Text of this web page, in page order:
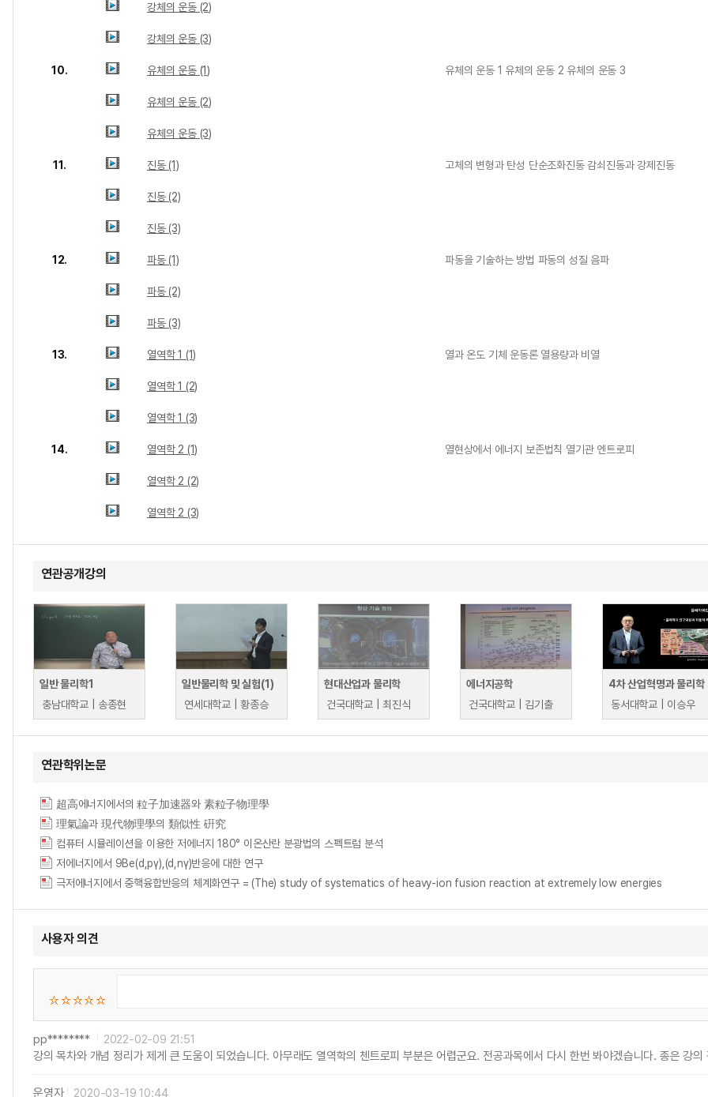
강체의 운동 (2)
강체의 운동 (3)
10. 유체의 운동 (1) 유체의 운동 1 유체의 운동 2 유체의 운동 3
유체의 운동 (2)
유체의 운동 (3)
11. 진동 (1) 고체의 변형과 탄성 단순조화진동 감쇠진동과 강제진동
진동 (2)
진동 (3)
12. 파동 (1) 파동을 기술하는 방법 파동의 성질 음파
파동 (2)
파동 (3)
13. 열역학 1 (1) 열과 온도 기체 운동론 열용량과 비열
열역학 1 (2)
열역학 1 (3)
14. 열역학 2 (1) 열현상에서 에너지 보존법칙 열기관 엔트로피
열역학 2 (2)
열역학 2 (3)
연관공개강의
일반 물리학1
충남대학교 | 송종현
일반물리학 및 실험(1)
연세대학교 | 황종승
현대산업과 물리학
건국대학교 | 최진식
에너지공학
건국대학교 | 김기출
4차 산업혁명과 물리학
동서대학교 | 이승우
연관학위논문
超高에너지에서의 粒子加速器와 素粒子物理學
理氣論과 現代物理學의 類似性 硏究
컴퓨터 시뮬레이션을 이용한 저에너지 180° 이온산란 분광법의 스펙트럼 분석
저에너지에서 9Be(d,pγ),(d,nγ)반응에 대한 연구
극저에너지에서 중핵융합반응의 체계화연구 = (The) study of systematics of heavy-ion fusion reaction at extremely low energies
사용자 의견
pp********
2022-02-09 21:51
강의 목차와 개념 정리가 제게 큰 도움이 되었습니다. 아무래도 열역학의 첸트로피 부분은 어렵군요. 전공과목에서 다시 한번 봐야겠습니다. 종은 강의
운영자 2020-03-19 10:44